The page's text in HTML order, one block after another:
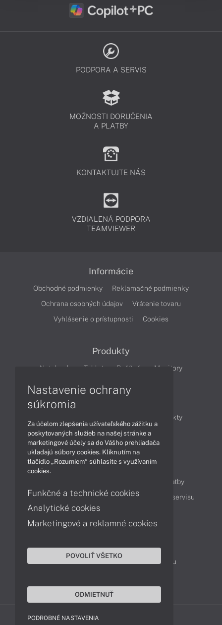
PODPORA A SERVIS
MOŽNOSTI DORUČENIA
A PLATBY
KONTAKTUJTE NÁS
VZDIALENÁ PODPORA
TEAMVIEWER
Informácie
Obchodné podmienky
Reklamačné podmienky
Ochrana osobných údajov
Vrátenie tovaru
Vyhlásenie o prístupnosti
Cookies
Produkty
Notebooky Tablety Počítače Monitory
Produkty
Technológie
Videá
Obsah
Možnosti doručenia a platby
Podpora a servis
Servisné služby Cenník servisu
Kontakty
043 4224 771
Obchodné oddelenie
Reklamácia tovaru
Nastavenie ochrany
súkromia
Za účelom zlepšenia užívateľského zážitku a
poskytovaných služieb na našej stránke a
marketingové účely sa do Vášho prehliadača
ukladajú súbory cookies. Kliknutím na
tlačidlo „Rozumiem“ súhlasíte s využívaním
cookies.
Funkčné a technické cookies
Analytické cookies
Marketingové a reklamné cookies
POVOLIŤ VŠETKO
ODMIETNUŤ
PODROBNÉ NASTAVENIA